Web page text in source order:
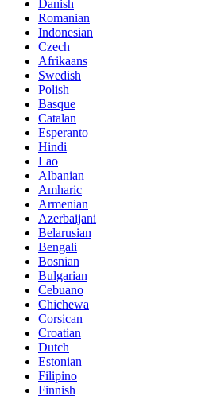
Danish
Romanian
Indonesian
Czech
Afrikaans
Swedish
Polish
Basque
Catalan
Esperanto
Hindi
Lao
Albanian
Amharic
Armenian
Azerbaijani
Belarusian
Bengali
Bosnian
Bulgarian
Cebuano
Chichewa
Corsican
Croatian
Dutch
Estonian
Filipino
Finnish